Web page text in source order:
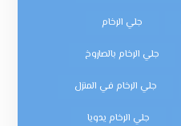
جلي الرخام
جلي الرخام بالصاروخ
جلي الرخام في المنزل
جلي الرخام يدويا